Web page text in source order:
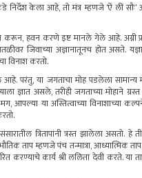
निर्देश केला आहे, तो मंत्र म्हणजे ‘ऐं लींसौः’
करून, हवन करणे इष्ट मानले गेले आहे.अग्नी
जिवाच्या अज्ञानातूनच होत असते.
विनाश करतो.
परंतु, या जगताचामोह पडलेला
ज्ञात असले, तरीहीजगताच्यामोहाने
या अस्तित्वाच्या विनाशाच्या
त्रितापांनीत्रस्त झालेला असतो. हे
ताप म्हणजे पंचतन्मात्रा, आध्यात्मिक
करण्याचे कार्य श्री ललिता देवी करते. या